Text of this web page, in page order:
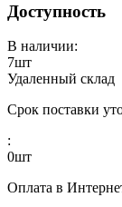
Доступность
В наличии:
7шт
Удаленный склад
Срок поставки
:
0шт
Оплата в